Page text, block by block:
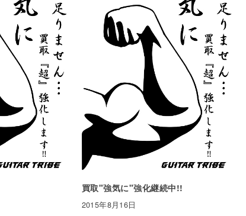
買取"強気に"強化継続中!!
2015年8月16日